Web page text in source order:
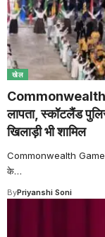
खेल
Commonwealth
लापता, स्कॉटलैंड
खिलाड़ी भी शामिल
Commonwealth
के…
ByPriyanshi Soni